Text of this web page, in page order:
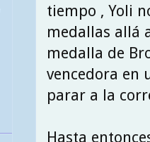
tiempo , Yoli
medallas allá
medalla de
vencedora en
parar a la
Hasta